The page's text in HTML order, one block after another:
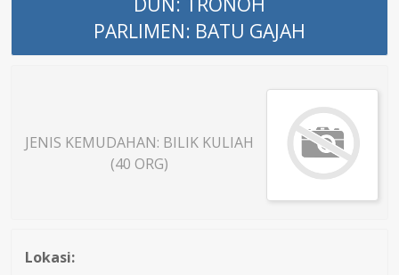
PARLIMEN: BATU GAJAH
JENIS KEMUDAHAN: BILIK KULIAH
(40 ORG)
Lokasi: